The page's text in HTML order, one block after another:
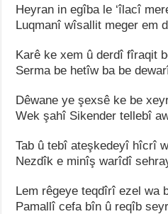
Heyran in egîba le ‘îlacî
Luqmanî wîsallit meger em
Karê ke xem û derdî fîraqit
Serma be hetîw ba be
Dêwane ye şexsê ke be
Wek şahî Sikender tellebî
Tab û tebî ateşkedeyî hîcrî
Nezdîk e minîş warîdî
Lem rêgeye teqdîrî ezel wa
Pamallî cefa bîn û reqîb